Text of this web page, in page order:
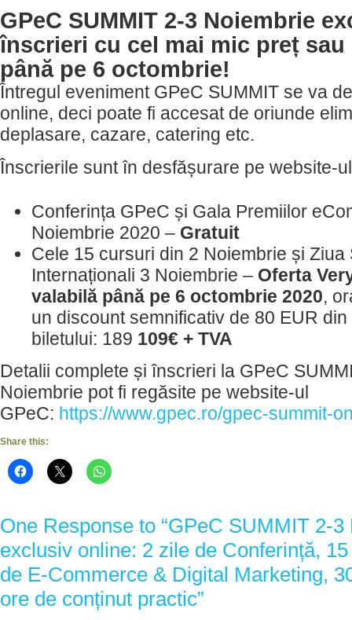
GPeC SUMMIT 2-3 Noiembrie
înscrieri cu cel mai mic preț
până pe 6 octombrie!
Întregul eveniment GPeC SUMMIT se va
online, deci poate fi accesat de oriunde
deplasare, cazare, catering etc.
Înscrierile sunt în desfășurare pe website-
Conferința GPeC și Gala Premiilor
Noiembrie 2020 – Gratuit
Cele 15 cursuri din 2 Noiembrie și Ziua
Internaționali 3 Noiembrie – Oferta
valabilă până pe 6 octombrie 2020,
un discount semnificativ de 80 EUR din
biletului: 189 109€ + TVA
Detalii complete și înscrieri la GPeC
Noiembrie pot fi regăsite pe website-ul
GPeC: https://www.gpec.ro/gpec-summit-
Share this:
One Response to “GPeC SUMMIT 2-
exclusiv online: 2 zile de Conferință,
de E-Commerce & Digital Marketing,
ore de conținut practic”